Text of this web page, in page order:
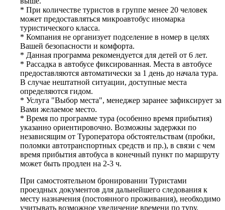
* При количестве туристов в группе менее 20 человек
может предоставляться микроавтобус иномарка
туристического класса.
* Компания не организует подселение в номер в целях
Вашей безопасности и комфорта.
* Данная программа рекомендуется для детей от 6 лет.
* Рассадка в автобусе фиксированная. Места в автобусе
предоставляются автоматически за 1 день до начала тура.
В случае нештатной ситуации, доступные места
определяются гидом.
* Услуга "Выбор места", менеджер заранее зафиксирует за
Вами желаемое место.
* Время по программе тура (особенно время прибытия)
указанно ориентировочно. Возможны задержки по
независящим от Туроператора обстоятельствам (пробки,
поломки автотранспортных средств и пр.), в связи с чем
время прибытия автобуса в конечный пункт по маршруту
может быть продлен на 2-3 ч.
При самостоятельном бронировании Туристами
проездных документов для дальнейшего следования к
месту назначения (постоянного проживания), необходимо
учитывать возможное увеличение времени по туру.